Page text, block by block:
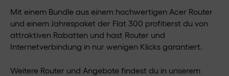
Mit einem Bundle aus einem hochwertigen Acer Router
und einem Jahrespaket der Flat 300 profitierst du von
attraktiven Rabatten und hast Router und
Internetverbindung in nur wenigen Klicks garantiert.
Weitere Router und Angebote findest du in unserem